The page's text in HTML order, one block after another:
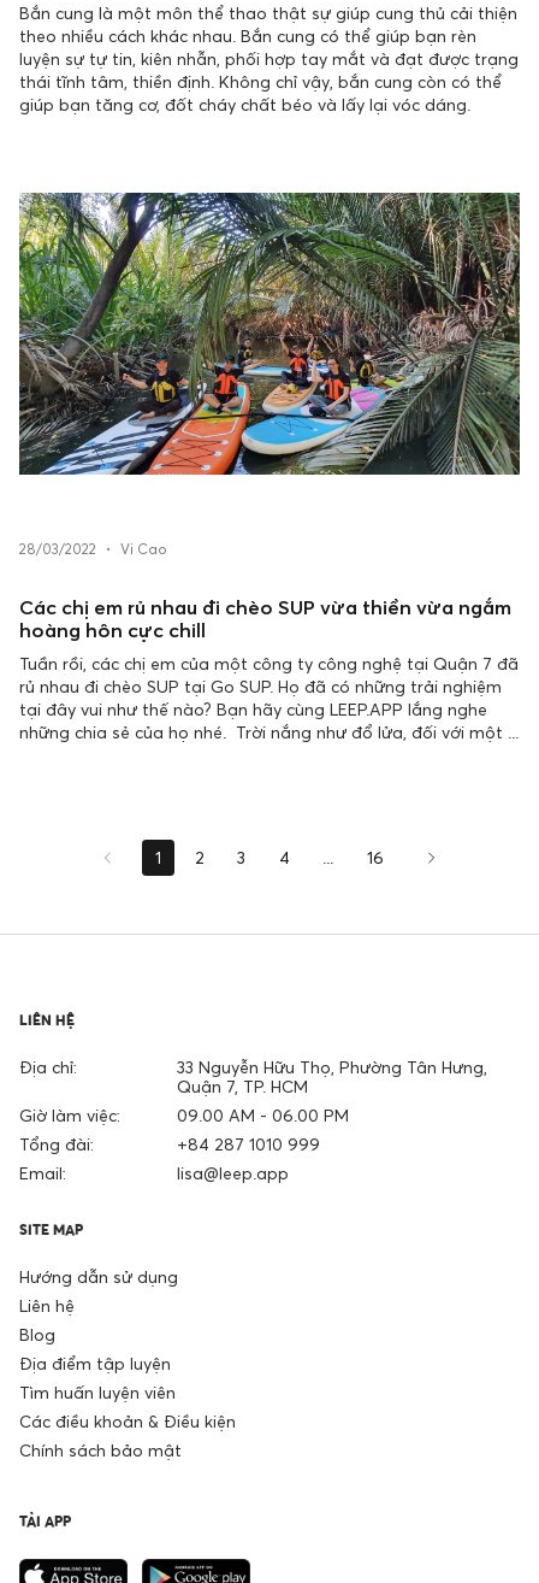
Bắn cung là một môn thể thao thật sự giúp cung thủ cải thiện
theo nhiều cách khác nhau. Bắn cung có thể giúp bạn rèn
luyện sự tự tin, kiên nhẫn, phối hợp tay mắt và đạt được trạng
thái tĩnh tâm, thiền định. Không chỉ vậy, bắn cung còn có thể
giúp bạn tăng cơ, đốt cháy chất béo và lấy lại vóc dáng.
28/03/2022 • Vi Cao
Các chị em rủ nhau đi chèo SUP vừa thiền vừa ngắm
hoàng hôn cực chill
Tuần rồi, các chị em của một công ty công nghệ tại Quận 7 đã
rủ nhau đi chèo SUP tại Go SUP. Họ đã có những trải nghiệm
tại đây vui như thế nào? Bạn hãy cùng LEEP.APP lắng nghe
những chia sẻ của họ nhé. Trời nắng như đổ lửa, đối với một ...
1 2 3 4 16
LIÊN HỆ
Địa chỉ:
33 Nguyễn Hữu Thọ, Phường Tân Hưng,
Quận 7, TP. HCM
Giờ làm việc:
09.00 AM - 06.00 PM
Tổng đài:
+84 287 1010 999
Email:
lisa@leep.app
SITE MAP
Hướng dẫn sử dụng
Liên hệ
Blog
Địa điểm tập luyện
Tìm huấn luyện viên
Các điều khoản & Điều kiện
Chính sách bảo mật
TẢI APP